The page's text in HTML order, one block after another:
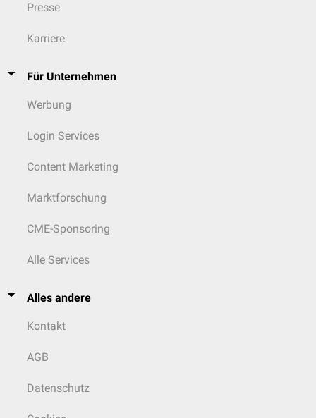
Presse
Karriere
Für Unternehmen
Werbung
Login Services
Content Marketing
Marktforschung
CME-Sponsoring
Alle Services
Alles andere
Kontakt
AGB
Datenschutz